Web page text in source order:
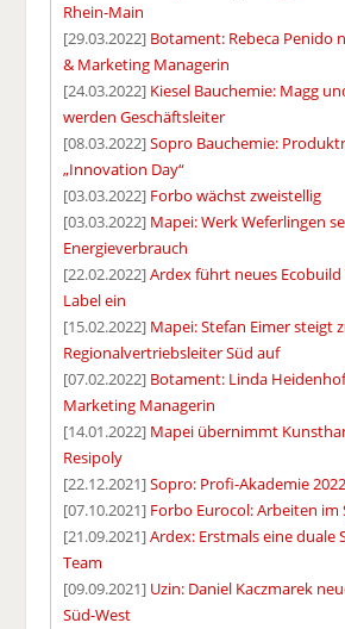
Rhein-Main
[29.03.2022] Botament: Rebeca Penido
& Marketing Managerin
[24.03.2022] Kiesel Bauchemie: Magg
werden Geschäftsleiter
[08.03.2022]Sopro Bauchemie:
„Innovation Day“
[03.03.2022] Forbo wächst zweistellig
[03.03.2022] Mapei: Werk Weferlingen
Energieverbrauch
[22.02.2022]Ardex führt neues
Label ein
[15.02.2022] Mapei: Stefan Eimer steigt
Regionalvertriebsleiter Süd auf
[07.02.2022] Botament: Linda
Marketing Managerin
[14.01.2022] Mapei übernimmt
Resipoly
[22.12.2021]Sopro: Profi-Akademie
[07.10.2021] Forbo Eurocol: Arbeiten im
[21.09.2021]Ardex: Erstmals eine duale
Team
[09.09.2021] Uzin: Daniel Kaczmarek
Süd-West